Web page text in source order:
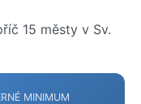
15 městy v Sv.
MINIMUM